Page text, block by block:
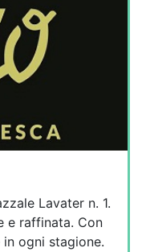
Lavater n. 1.
e raffinata. Con
ogni stagione.